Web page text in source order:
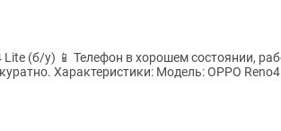
работает без
Lite Встроенная